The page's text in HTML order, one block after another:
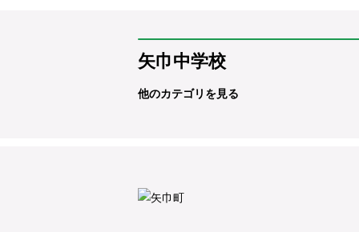
矢巾中学校
他のカテゴリを見る